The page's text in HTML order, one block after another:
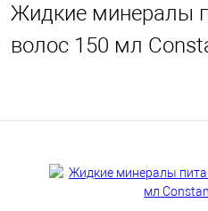
Жидкие минералы
волос 150 мл